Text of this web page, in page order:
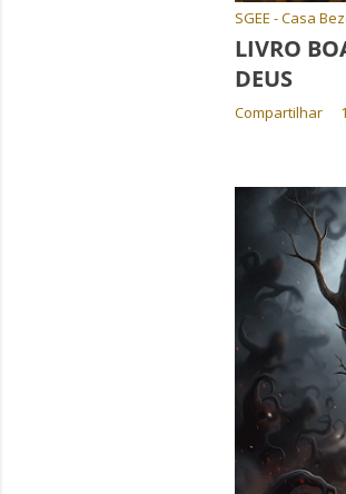
SGEE - Casa
LIVRO
DEUS
Compartilhar